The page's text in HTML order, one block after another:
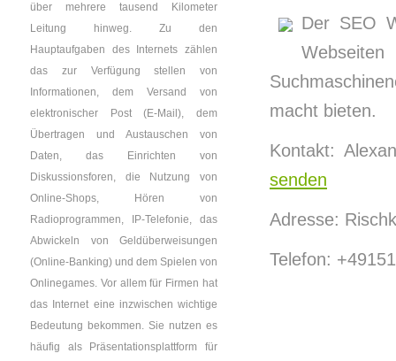
Der SEO
macht bieten.
Kontakt:
senden
Adresse:
Telefon:
über mehrere tausend Kilometer
Leitung hinweg. Zu den
Hauptaufgaben des Internets zählen
das zur Verfügung stellen von
Informationen, dem Versand von
elektronischer Post (E-Mail), dem
Übertragen und Austauschen von
Daten, das Einrichten von
Diskussionsforen, die Nutzung von
Online-Shops, Hören von
Radioprogrammen, IP-Telefonie, das
Abwickeln von Geldüberweisungen
(Online-Banking) und dem Spielen von
Onlinegames. Vor allem für Firmen hat
das Internet eine inzwischen wichtige
Bedeutung bekommen. Sie nutzen es
häufig als Präsentationsplattform für